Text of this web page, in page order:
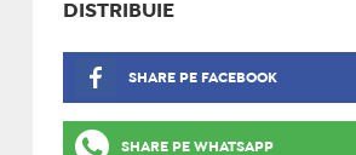
DISTRIBUIE
SHARE PE FACEBOOK
SHARE PE WHATSAPP